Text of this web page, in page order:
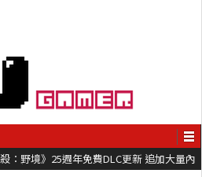
：野境》25週年免費DLC更新 追加大量內
折扣